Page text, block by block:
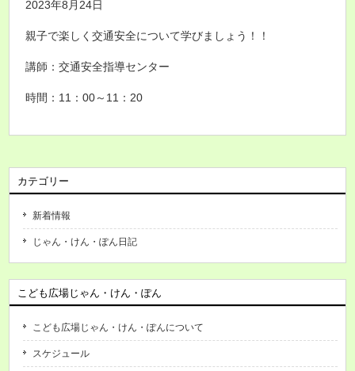
2023年8月24日
親子で楽しく交通安全について学びましょう！！
講師：交通安全指導センター
時間：11：00～11：20
カテゴリー
新着情報
じゃん・けん・ぽん日記
こども広場じゃん・けん・ぽん
こども広場じゃん・けん・ぽんについて
スケジュール